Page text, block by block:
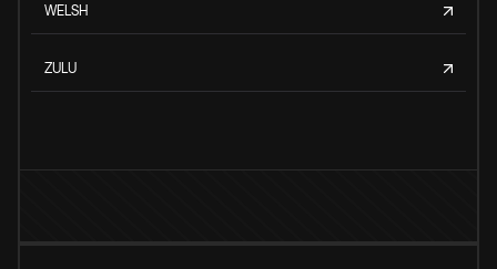
WELSH
ZULU